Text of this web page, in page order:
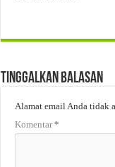
Tinggalkan Balasan
Alamat email Anda tidak
Komentar*